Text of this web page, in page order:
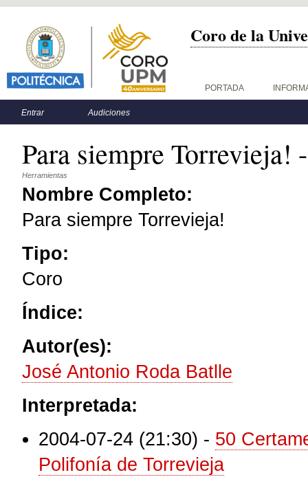
Coro de la
Menú principal PORTADA
Menú secundario
Entrar Audiciones
Para siempre Torrevieja!
Herramientas
Nombre Completo:
Para siempre Torrevieja!
Tipo:
Coro
Índice:
Autor(es):
José Antonio Roda Batlle
Interpretada:
2004-07-24 (21:30) - 50
Polifonía de Torrevieja